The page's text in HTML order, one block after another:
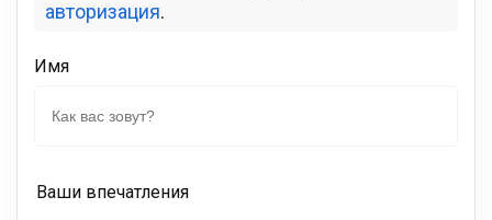
авторизация.
Имя
Ваши впечатления